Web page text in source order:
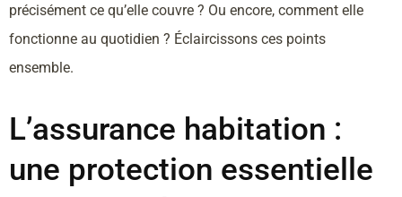
précisément ce qu’elle couvre ? Ou encore, comment elle
fonctionne au quotidien ? Éclaircissons ces points
ensemble.
L’assurance habitation :
une protection essentielle